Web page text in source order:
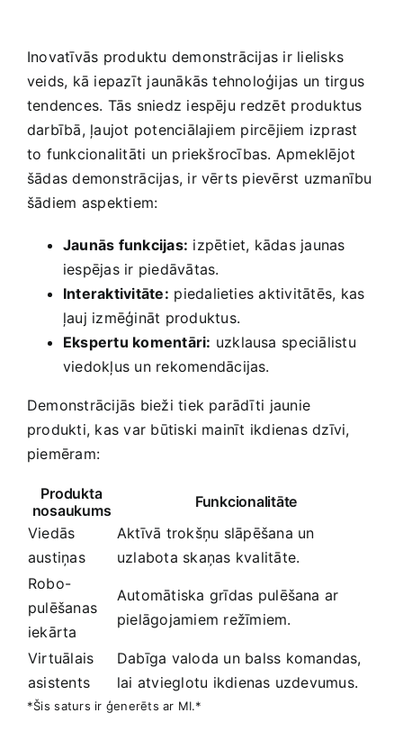
TV un Sadzīves tehnika
Zoo preces
Inovatīvās produktu‌ demonstrācijas ir lielisks
veids, kā iepazīt jaunākās tehnoloģijas un⁢ tirgus
‌tendences. Tās sniedz iespēju ⁣redzēt⁢ produktus
darbībā, ļaujot potenciālajiem pircējiem izprast
to funkcionalitāti‍ un priekšrocības. Apmeklējot‌
šādas demonstrācijas, ir vērts pievērst uzmanību
šādiem ⁢aspektiem:
Jaunās funkcijas: izpētiet, kādas jaunas
iespējas ir piedāvātas.
Interaktivitāte: ⁣piedalieties aktivitātēs, kas
ļauj izmēģināt​ produktus.
Ekspertu komentāri: uzklausa ⁤speciālistu
viedokļus un rekomendācijas.
Demonstrācijās bieži tiek parādīti⁤ jaunie
produkti, kas var būtiski mainīt ikdienas dzīvi,
piemēram:
Produkta
nosaukums
Funkcionalitāte
Viedās
austiņas
Aktīvā trokšņu slāpēšana un⁣
uzlabota skaņas kvalitāte.
Robo-
pulēšanas
‌iekārta
Automātiska grīdas⁣ pulēšana ar
pielāgojamiem režīmiem.
Virtuālais
asistents
Dabīga valoda un balss‌ komandas,
lai atvieglotu ikdienas uzdevumus.
*Šis ⁤saturs ir ģenerēts ar MI.*